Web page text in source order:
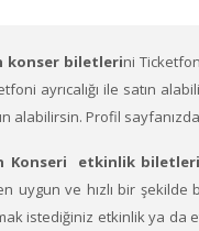
konser biletlerini
ayrıcalığı ile satın
alabilirsin. Profil
Konseri etkinlik
uygun ve hızlı bir şekilde
istediğiniz etkinlik ya